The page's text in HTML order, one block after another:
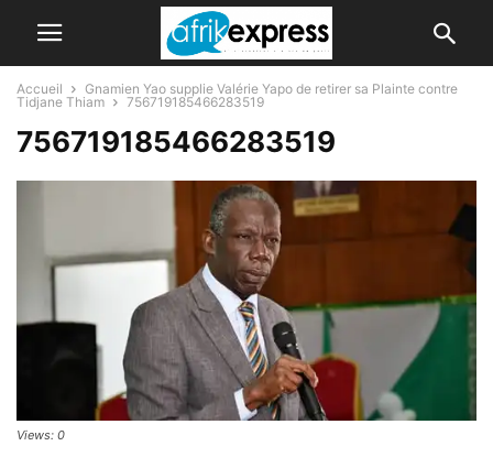
Accueil
Gnamien Yao supplie Valérie Yapo de retirer sa Plainte contre
Tidjane Thiam
756719185466283519
756719185466283519
Views: 0